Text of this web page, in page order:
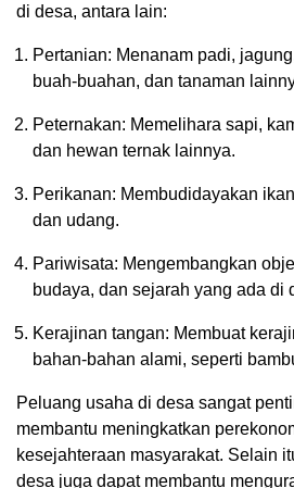
di desa, antara lain:
Pertanian: Menanam padi,
buah-buahan, dan tanaman
Peternakan: Memelihara sapi,
dan hewan ternak lainnya.
Perikanan: Membudidayakan
dan udang.
Pariwisata: Mengembangkan
budaya, dan sejarah yang ada di
Kerajinan tangan: Membuat
bahan-bahan alami, seperti
Peluang usaha di desa sangat
membantu meningkatkan
kesejahteraan masyarakat. Selain
desa juga dapat membantu